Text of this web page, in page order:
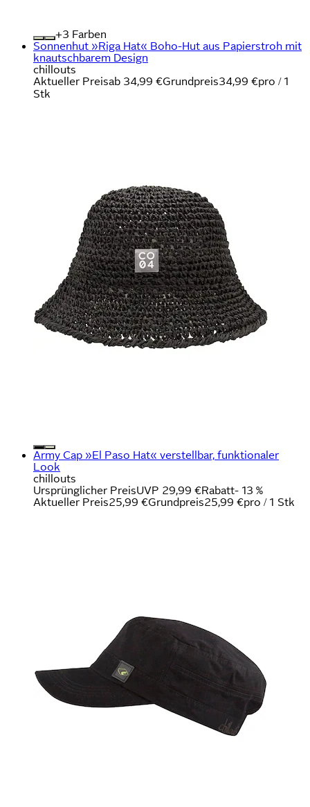
+
Farben
Sonnenhut »Riga Hat« Boho-Hut aus Papierstroh mit
knautschbarem Design
chillouts
Aktueller Preisab 34,99 €Grundpreis34,99 €pro / 1
Stk
Army Cap »El Paso Hat« verstellbar, funktionaler
Look
chillouts
Ursprünglicher PreisUVP 29,99 €Rabatt- 13 %
Aktueller Preis25,99 €Grundpreis25,99 €pro / 1 Stk